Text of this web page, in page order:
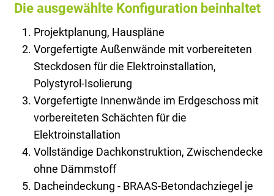
Die ausgewählte Konfiguration beinhaltet
Projektplanung, Hauspläne
Vorgefertigte Außenwände mit vorbereiteten
Steckdosen für die Elektroinstallation,
Polystyrol-Isolierung
Vorgefertigte Innenwände im Erdgeschoss mit
vorbereiteten Schächten für die
Elektroinstallation
Vollständige Dachkonstruktion, Zwischendecke
ohne Dämmstoff
Dacheindeckung - BRAAS-Betondachziegel je